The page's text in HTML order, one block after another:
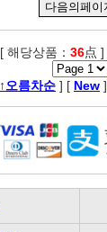
[ 해당상품： 36点 ]
↑오름차순 ] [ New